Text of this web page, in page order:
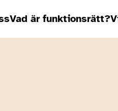
Vad är funktionsrätt?